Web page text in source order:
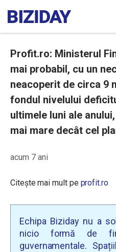
Profit.ro: Ministerul
mai probabil, cu un
neacoperit de circa 9
fondul nivelului
ultimele luni ale
mai mare decât cel
acum 7 ani
Citește mai mult pe profit.ro
Echipa Biziday nu a
nicio formă de
guvernamentale.